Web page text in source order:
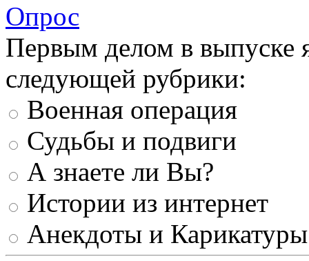
Опрос
Первым делом в выпуске
следующей рубрики:
Военная операция
Судьбы и подвиги
А знаете ли Вы?
Истории из интернет
Анекдоты и Карикатуры